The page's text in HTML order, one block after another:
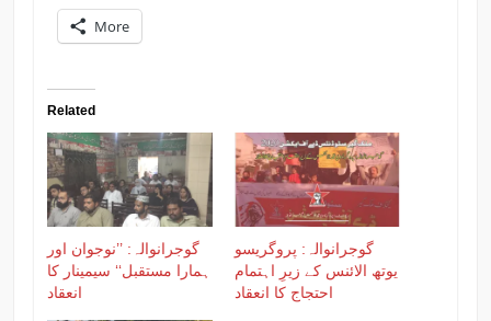
More
Related
گوجرانوالہ: ’’نوجوان اور
ہمارا مستقبل‘‘ سیمینار کا
انعقاد
گوجرانوالہ: پروگریسو
یوتھ الائنس کے زیرِ اہتمام
احتجاج کا انعقاد